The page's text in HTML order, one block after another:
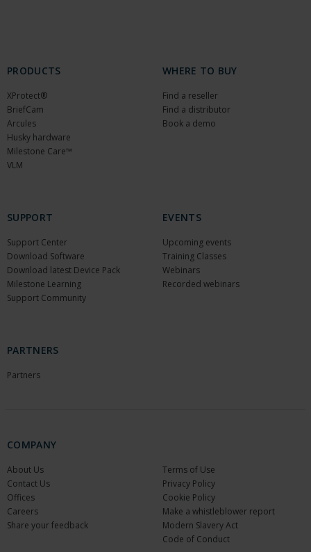
PRODUCTS
XProtect®
BriefCam
Arcules
Husky hardware
Milestone Care™
VLM
WHERE TO BUY
Find a reseller
Find a distributor
Book a demo
SUPPORT
Support Center
Download Software
Download latest Device Pack
Milestone Learning
Support Community
EVENTS
Upcoming events
Training Classes
Webinars
Recorded webinars
PARTNERS
Partners
COMPANY
About Us
Contact Us
Offices
Careers
Share your feedback
Terms of Use
Privacy Policy
Cookie Policy
Make a whistleblower report
Modern Slavery Act
Code of Conduct